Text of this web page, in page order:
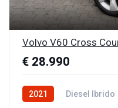
€ 28.990
2021 Diesel Ibrido